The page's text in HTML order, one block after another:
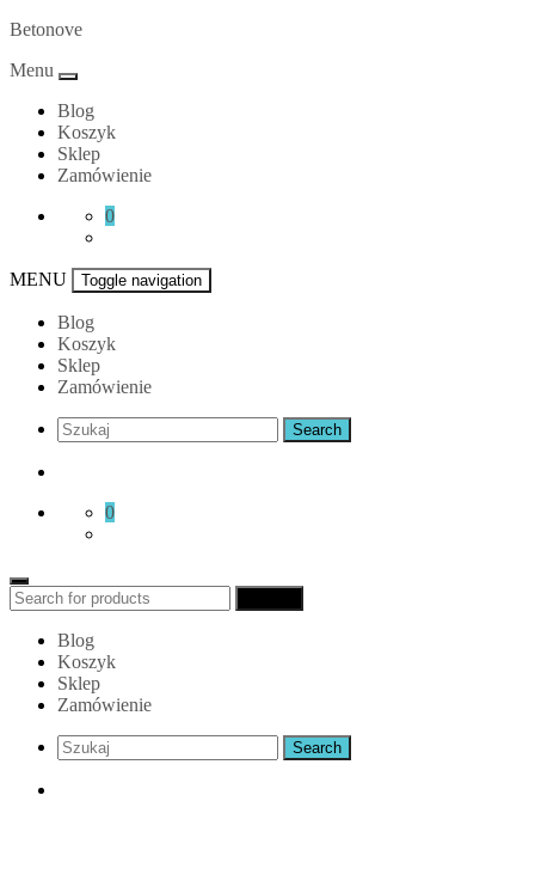
Skip
content
Betonove
Menu
Blog
Koszyk
Sklep
Zamówienie
0
MENU Toggle navigation
Blog
Koszyk
Sklep
Zamówienie
0
Search
for:
Blog
Koszyk
Sklep
Zamówienie